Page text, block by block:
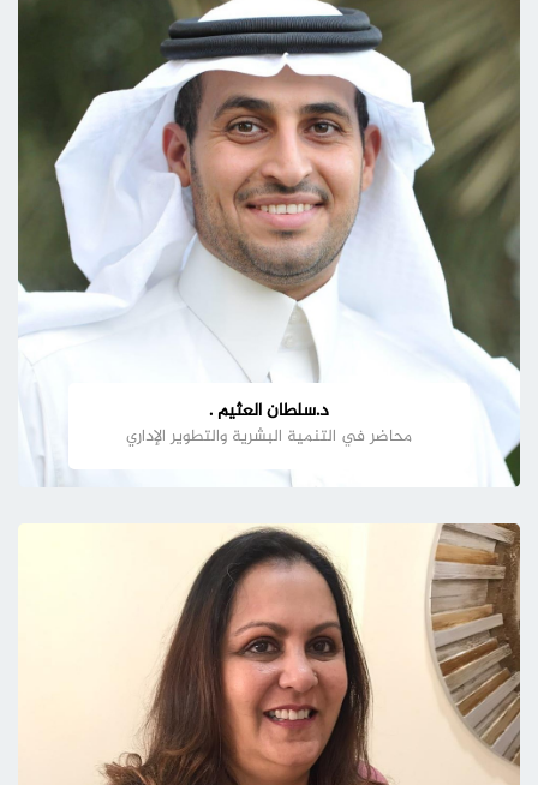
د.سلطان العثيم .
محاضر في التنمية البشرية والتطوير الإداري